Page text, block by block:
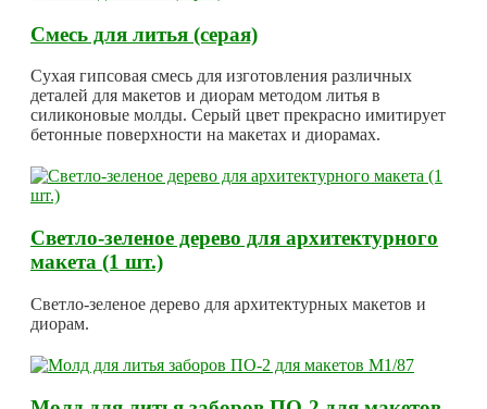
Смесь для литья (серая)
Сухая гипсовая смесь для изготовления различных
деталей для макетов и диорам методом литья в
силиконовые молды. Серый цвет прекрасно имитирует
бетонные поверхности на макетах и диорамах.
Светло-зеленое дерево для архитектурного
макета (1 шт.)
Светло-зеленое дерево для архитектурных макетов и
диорам.